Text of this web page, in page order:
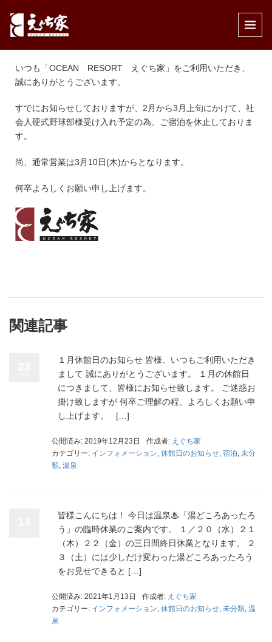
公開済み: 2022年1月31日
カテゴリー: インフォメーション
いつも「OCEAN RESORT えぐち家」をご利用いただき、
誠にありがとうございます。
すでにお知らせしておりますが、2月から3月上旬にかけて、社
会人硬式野球部様受け入れ予定の為、ご宿泊を休止しておりま
す。
尚、通常営業は3月10日(木)からとなります。
何卒よろしくお願い申し上げます。
関連記事
１月休館日のお知らせ 皆様、いつもご利用いただき
まして 誠にありがとうございます。 １月の休館日
につきまして、皆様にお知らせ致します。 ご迷惑お
掛け致しますが 何卒ご理解の程、よろしくお願い申
し上げます。 […]
公開済み: 2019年12月23日 作成者: えぐち家
カテゴリー: インフォメーション, 休館日のお知らせ, 宿泊, 未分
類, 温泉
皆様こんにちは！ 今日は温泉♨「湯どころあったろ
う」の臨時休業のご案内です。 １／２０（水）２１
（木）２２（金）の三日間終日休業となります。 ２
３（土）には少しだけ変わった湯どころあったろう
をお見せできると […]
公開済み: 2021年1月13日 作成者: えぐち家
カテゴリー: インフォメーション, 休館日のお知らせ, 未分類, 温
泉